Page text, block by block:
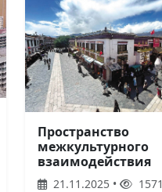
Пространство
межкультурного
взаимодействия
21.11.2025 • 1571